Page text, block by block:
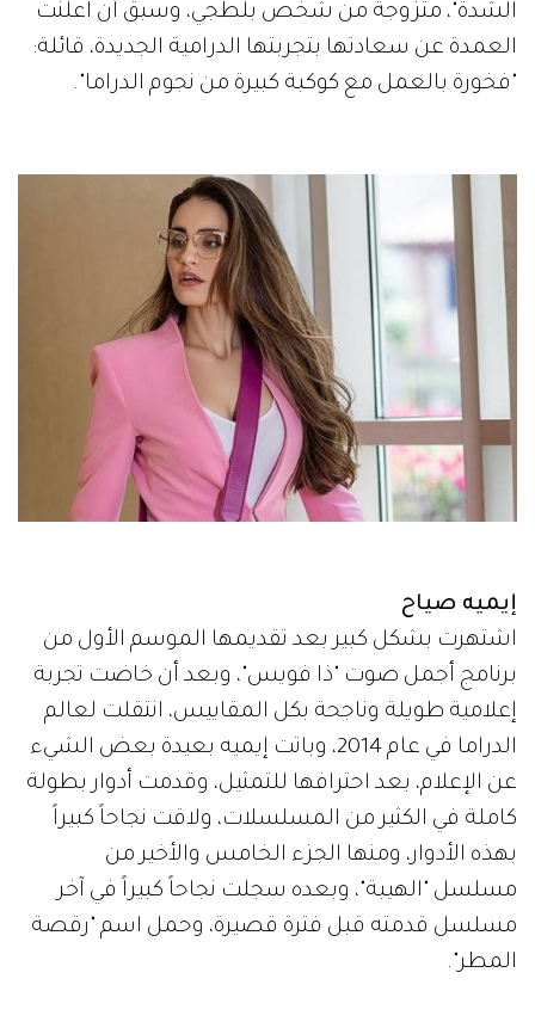
الشدة"، متزوجة من شخص بلطجي، وسبق أن أعلنت
العمدة عن سعادتها بتجربتها الدرامية الجديدة، قائلة:
"فخورة بالعمل مع كوكبة كبيرة من نجوم الدراما".
إيميه صياح
اشتهرت بشكل كبير بعد تقديمها الموسم الأول من
برنامج أجمل صوت "ذا فويس"، وبعد أن خاضت تجربة
إعلامية طويلة وناجحة بكل المقاييس، انتقلت لعالم
الدراما في عام 2014، وباتت إيميه بعيدة بعض الشيء
عن الإعلام، بعد احترافها للتمثيل، وقدمت أدوار بطولة
كاملة في الكثير من المسلسلات، ولاقت نجاحاً كبيراً
بهذه الأدوار، ومنها الجزء الخامس والأخير من
مسلسل "الهيبة"، وبعده سجلت نجاحاً كبيراً في آخر
مسلسل قدمته قبل فترة قصيرة، وحمل اسم "رقصة
المطر".